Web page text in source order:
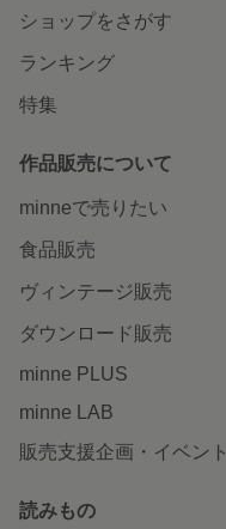
ショップをさがす
ランキング
特集
作品販売について
minneで売りたい
食品販売
ヴィンテージ販売
ダウンロード販売
minne PLUS
minne LAB
販売支援企画・イベント
読みもの